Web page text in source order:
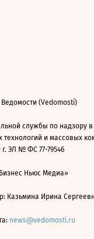
(Vedomosti)
службы по надзору
и массовых
г. ЭЛ № ФС 77-79546
Ньюс Медиа»
Казьмина Ирина
news@vedomosti.ru